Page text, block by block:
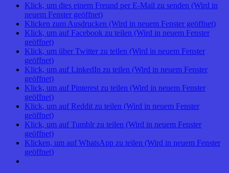
Klick, um dies einem Freund per E-Mail zu senden (Wird in
neuem Fenster geöffnet)
Klicken zum Ausdrucken (Wird in neuem Fenster geöffnet)
Klick, um auf Facebook zu teilen (Wird in neuem Fenster
geöffnet)
Klick, um über Twitter zu teilen (Wird in neuem Fenster
geöffnet)
Klick, um auf LinkedIn zu teilen (Wird in neuem Fenster
geöffnet)
Klick, um auf Pinterest zu teilen (Wird in neuem Fenster
geöffnet)
Klick, um auf Reddit zu teilen (Wird in neuem Fenster
geöffnet)
Klick, um auf Tumblr zu teilen (Wird in neuem Fenster
geöffnet)
Klicken, um auf WhatsApp zu teilen (Wird in neuem Fenster
geöffnet)